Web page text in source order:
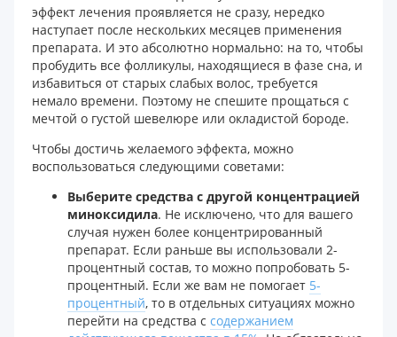
эффект лечения проявляется не сразу, нередко
наступает после нескольких месяцев применения
препарата. И это абсолютно нормально: на то, чтобы
пробудить все фолликулы, находящиеся в фазе сна, и
избавиться от старых слабых волос, требуется
немало времени. Поэтому не спешите прощаться с
мечтой о густой шевелюре или окладистой бороде.
Чтобы достичь желаемого эффекта, можно
воспользоваться следующими советами:
Выберите средства с другой концентрацией
миноксидила. Не исключено, что для вашего
случая нужен более концентрированный
препарат. Если раньше вы использовали 2-
процентный состав, то можно попробовать 5-
процентный. Если же вам не помогает 5-
процентный, то в отдельных ситуациях можно
перейти на средства с содержанием